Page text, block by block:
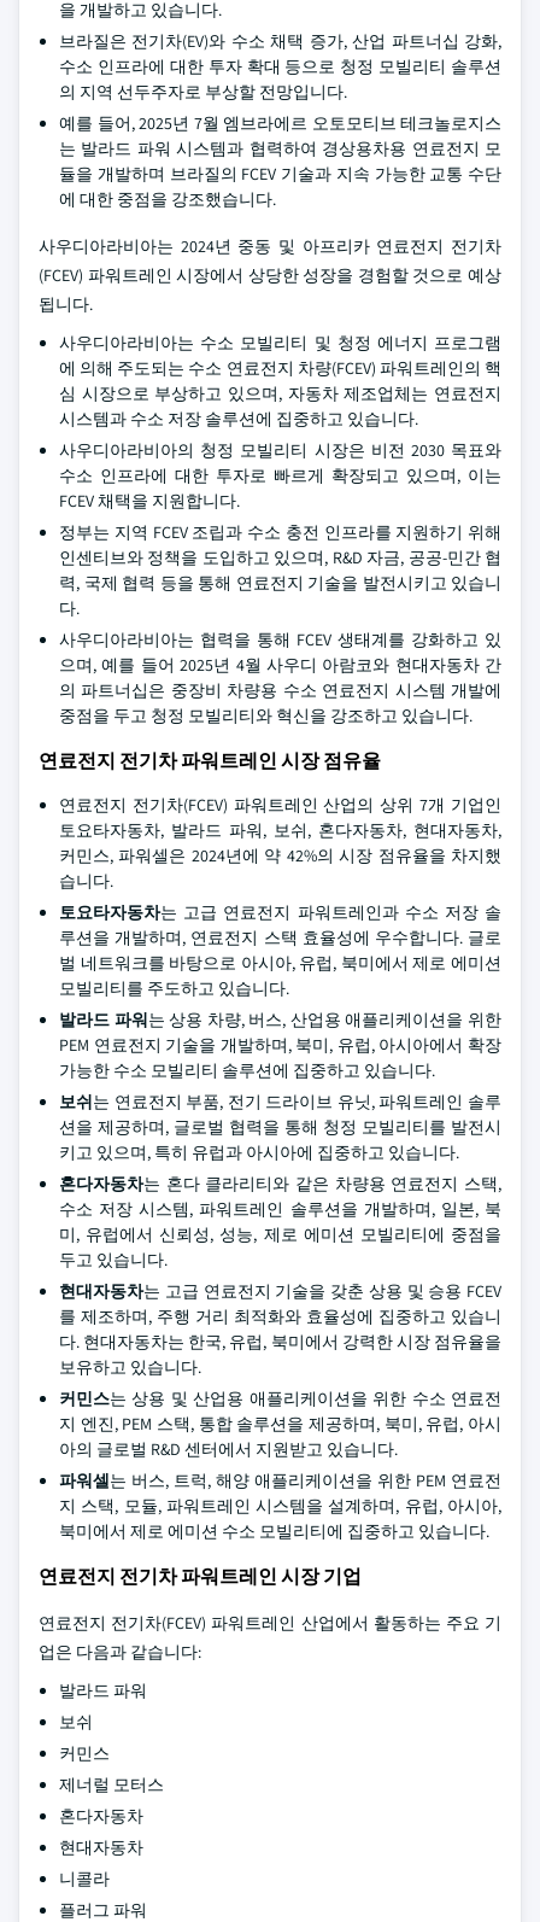
을 개발하고 있습니다.
브라질은 전기차(EV)와 수소 채택 증가, 산업 파트너십 강화,
수소 인프라에 대한 투자 확대 등으로 청정 모빌리티 솔루션
의 지역 선두주자로 부상할 전망입니다.
예를 들어, 2025년 7월 엠브라에르 오토모티브 테크놀로지스
는 발라드 파워 시스템과 협력하여 경상용차용 연료전지 모
듈을 개발하며 브라질의 FCEV 기술과 지속 가능한 교통 수단
에 대한 중점을 강조했습니다.
사우디아라비아는 2024년 중동 및 아프리카 연료전지 전기차
(FCEV) 파워트레인 시장에서 상당한 성장을 경험할 것으로 예상
됩니다.
사우디아라비아는 수소 모빌리티 및 청정 에너지 프로그램
에 의해 주도되는 수소 연료전지 차량(FCEV) 파워트레인의 핵
심 시장으로 부상하고 있으며, 자동차 제조업체는 연료전지
시스템과 수소 저장 솔루션에 집중하고 있습니다.
사우디아라비아의 청정 모빌리티 시장은 비전 2030 목표와
수소 인프라에 대한 투자로 빠르게 확장되고 있으며, 이는
FCEV 채택을 지원합니다.
정부는 지역 FCEV 조립과 수소 충전 인프라를 지원하기 위해
인센티브와 정책을 도입하고 있으며, R&D 자금, 공공-민간 협
력, 국제 협력 등을 통해 연료전지 기술을 발전시키고 있습니
다.
사우디아라비아는 협력을 통해 FCEV 생태계를 강화하고 있
으며, 예를 들어 2025년 4월 사우디 아람코와 현대자동차 간
의 파트너십은 중장비 차량용 수소 연료전지 시스템 개발에
중점을 두고 청정 모빌리티와 혁신을 강조하고 있습니다.
연료전지 전기차 파워트레인 시장 점유율
연료전지 전기차(FCEV) 파워트레인 산업의 상위 7개 기업인
토요타자동차, 발라드 파워, 보쉬, 혼다자동차, 현대자동차,
커민스, 파워셀은 2024년에 약 42%의 시장 점유율을 차지했
습니다.
토요타자동차는 고급 연료전지 파워트레인과 수소 저장 솔
루션을 개발하며, 연료전지 스택 효율성에 우수합니다. 글로
벌 네트워크를 바탕으로 아시아, 유럽, 북미에서 제로 에미션
모빌리티를 주도하고 있습니다.
발라드 파워는 상용 차량, 버스, 산업용 애플리케이션을 위한
PEM 연료전지 기술을 개발하며, 북미, 유럽, 아시아에서 확장
가능한 수소 모빌리티 솔루션에 집중하고 있습니다.
보쉬는 연료전지 부품, 전기 드라이브 유닛, 파워트레인 솔루
션을 제공하며, 글로벌 협력을 통해 청정 모빌리티를 발전시
키고 있으며, 특히 유럽과 아시아에 집중하고 있습니다.
혼다자동차는 혼다 클라리티와 같은 차량용 연료전지 스택,
수소 저장 시스템, 파워트레인 솔루션을 개발하며, 일본, 북
미, 유럽에서 신뢰성, 성능, 제로 에미션 모빌리티에 중점을
두고 있습니다.
현대자동차는 고급 연료전지 기술을 갖춘 상용 및 승용 FCEV
를 제조하며, 주행 거리 최적화와 효율성에 집중하고 있습니
다. 현대자동차는 한국, 유럽, 북미에서 강력한 시장 점유율을
보유하고 있습니다.
커민스는 상용 및 산업용 애플리케이션을 위한 수소 연료전
지 엔진, PEM 스택, 통합 솔루션을 제공하며, 북미, 유럽, 아시
아의 글로벌 R&D 센터에서 지원받고 있습니다.
파워셀는 버스, 트럭, 해양 애플리케이션을 위한 PEM 연료전
지 스택, 모듈, 파워트레인 시스템을 설계하며, 유럽, 아시아,
북미에서 제로 에미션 수소 모빌리티에 집중하고 있습니다.
연료전지 전기차 파워트레인 시장 기업
연료전지 전기차(FCEV) 파워트레인 산업에서 활동하는 주요 기
업은 다음과 같습니다:
발라드 파워
보쉬
커민스
제너럴 모터스
혼다자동차
현대자동차
니콜라
플러그 파워